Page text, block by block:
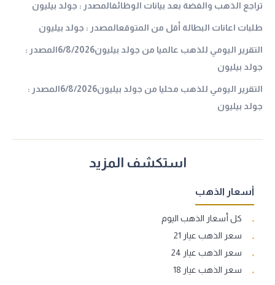
تراجع الذهب والفضة بعد بيانات الوظائفالمصدر : جولد بيليون
طلبات اعانات البطالة أقل من المتوقعالمصدر : جولد بيليون
التقرير اليومي للذهب عالميا من جولد بيليون6/8/2026المصدر :
جولد بيليون
التقرير اليومي للذهب محليا من جولد بيليون6/8/2026المصدر :
جولد بيليون
استكشف المزيد
أسعار الذهب
كل أسعار الذهب اليوم
سعر الذهب عيار 21
سعر الذهب عيار 24
سعر الذهب عيار 18